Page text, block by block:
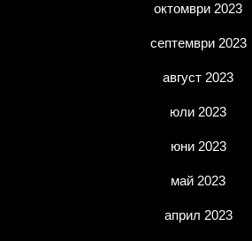
октомври 2023
септември 2023
август 2023
юли 2023
юни 2023
май 2023
април 2023